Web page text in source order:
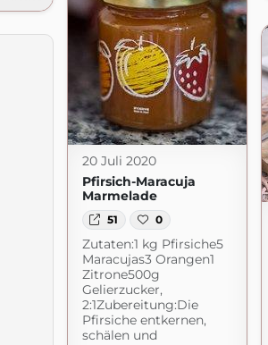
20 Juli 2020
Pfirsich-Maracuja
Marmelade
51 0
Zutaten:1 kg Pfirsiche5
Maracujas3 Orangen1
Zitrone500g
Gelierzucker,
2:1Zubereitung:Die
Pfirsiche entkernen,
schälen und